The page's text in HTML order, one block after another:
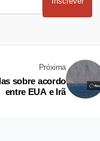
Próxima
entre EUA e Irã